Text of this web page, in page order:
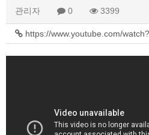
관리자 0 3399
https://www.youtube.com/